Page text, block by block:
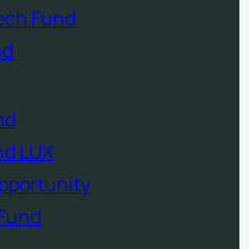
Fund
LUX